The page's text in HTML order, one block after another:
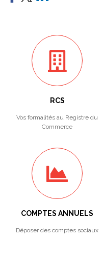
RCS
Vos formalités au Registre du
Commerce
COMPTES ANNUELS
Déposer des comptes sociaux